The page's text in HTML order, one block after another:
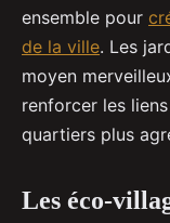
ensemble pour
de la ville. Les
moyen
renforcer les
quartiers plus
Les éco-